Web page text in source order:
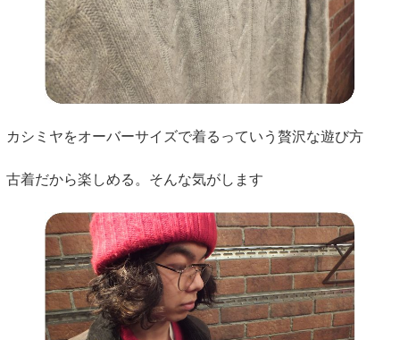
カシミヤをオーバーサイズで着るっていう贅沢な遊び方
古着だから楽しめる。そんな気がします